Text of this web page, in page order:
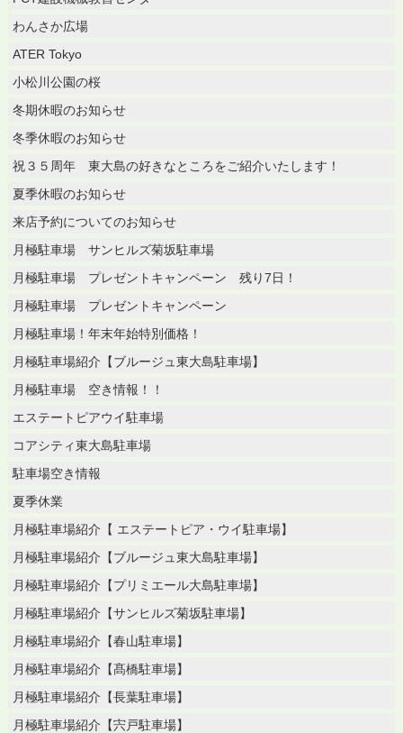
わんさか広場
ATER Tokyo
小松川公園の桜
冬期休暇のお知らせ
冬季休暇のお知らせ
祝３５周年 東大島の好きなところをご紹介いたします！
夏季休暇のお知らせ
来店予約についてのお知らせ
月極駐車場 サンヒルズ菊坂駐車場
月極駐車場 プレゼントキャンペーン 残り7日！
月極駐車場 プレゼントキャンペーン
月極駐車場！年末年始特別価格！
月極駐車場紹介【ブルージュ東大島駐車場】
月極駐車場 空き情報！！
エステートピアウイ駐車場
コアシティ東大島駐車場
駐車場空き情報
夏季休業
月極駐車場紹介【 エステートピア・ウイ駐車場】
月極駐車場紹介【ブルージュ東大島駐車場】
月極駐車場紹介【プリミエール大島駐車場】
月極駐車場紹介【サンヒルズ菊坂駐車場】
月極駐車場紹介【春山駐車場】
月極駐車場紹介【髙橋駐車場】
月極駐車場紹介【長葉駐車場】
月極駐車場紹介【宍戸駐車場】